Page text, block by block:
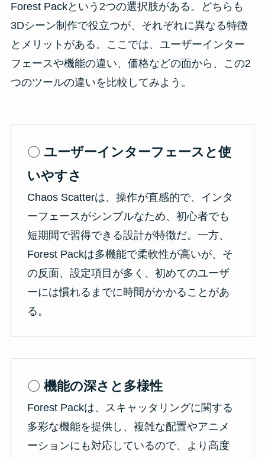
Forest Packという2つの選択肢がある。どちらも
3Dシーン制作で役立つが、それぞれに異なる特徴
とメリットがある。ここでは、ユーザーインター
フェースや機能の違い、価格などの面から、この2
つのツールの違いを比較してみよう。
〇 ユーザーインターフェースと使
いやすさ
Chaos Scatterは、操作が直感的で、インタ
ーフェースがシンプルなため、初心者でも
短期間で習得できる設計が特徴だ。一方、
Forest Packは多機能で柔軟性が高いが、そ
の反面、設定項目が多く、初めてのユーザ
ーには慣れるまでに時間がかかることがあ
る。
〇 機能の深さと多様性
Forest Packは、スキャッタリングに関する
多彩な機能を提供し、複雑な配置やアニメ
ーションにも対応しているので、より高度